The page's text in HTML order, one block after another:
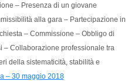
– Presenza di un giovane
alla gara – Partecipazione in
– Commissione – Obbligo di
– Collaborazione professionale tra
della sistematicità, stabilità e
– 30 maggio 2018